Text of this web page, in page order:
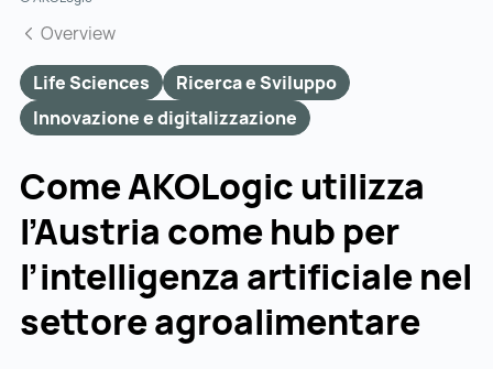
Overview
Life Sciences
Ricerca e Sviluppo
Innovazione e digitalizzazione
Come AKOLogic utilizza
l’Austria come hub per
l’intelligenza artificiale nel
settore agroalimentare